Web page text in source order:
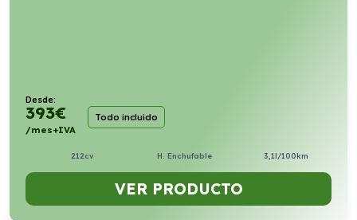
Desde:
393€
/mes+IVA
Todo incluido
212cv H. Enchufable 3,1l/100km
VER PRODUCTO